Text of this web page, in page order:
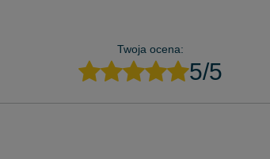
Twoja ocena:
5/5